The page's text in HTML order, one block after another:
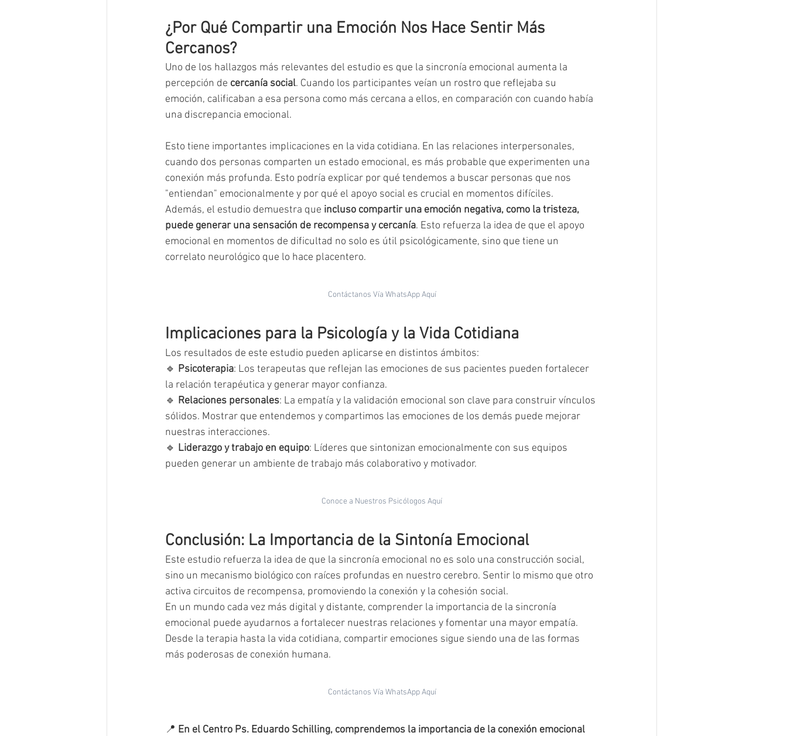
¿Por Qué Compartir una Emoción Nos Hace Sentir Más
Cercanos?
Uno de los hallazgos más relevantes del estudio es que la sincronía emocional aumenta la
percepción de cercanía social. Cuando los participantes veían un rostro que reflejaba su
emoción, calificaban a esa persona como más cercana a ellos, en comparación con cuando había
una discrepancia emocional.
Esto tiene importantes implicaciones en la vida cotidiana. En las relaciones interpersonales,
cuando dos personas comparten un estado emocional, es más probable que experimenten una
conexión más profunda. Esto podría explicar por qué tendemos a buscar personas que nos
"entiendan" emocionalmente y por qué el apoyo social es crucial en momentos difíciles.
Además, el estudio demuestra que incluso compartir una emoción negativa, como la tristeza,
puede generar una sensación de recompensa y cercanía. Esto refuerza la idea de que el apoyo
emocional en momentos de dificultad no solo es útil psicológicamente, sino que tiene un
correlato neurológico que lo hace placentero.
Contáctanos Vía WhatsApp Aquí
Implicaciones para la Psicología y la Vida Cotidiana
Los resultados de este estudio pueden aplicarse en distintos ámbitos:
🔹 Psicoterapia: Los terapeutas que reflejan las emociones de sus pacientes pueden fortalecer
la relación terapéutica y generar mayor confianza.
🔹 Relaciones personales: La empatía y la validación emocional son clave para construir vínculos
sólidos. Mostrar que entendemos y compartimos las emociones de los demás puede mejorar
nuestras interacciones.
🔹 Liderazgo y trabajo en equipo: Líderes que sintonizan emocionalmente con sus equipos
pueden generar un ambiente de trabajo más colaborativo y motivador.
Conoce a Nuestros Psicólogos Aquí
Conclusión: La Importancia de la Sintonía Emocional
Este estudio refuerza la idea de que la sincronía emocional no es solo una construcción social,
sino un mecanismo biológico con raíces profundas en nuestro cerebro. Sentir lo mismo que otro
activa circuitos de recompensa, promoviendo la conexión y la cohesión social.
En un mundo cada vez más digital y distante, comprender la importancia de la sincronía
emocional puede ayudarnos a fortalecer nuestras relaciones y fomentar una mayor empatía.
Desde la terapia hasta la vida cotidiana, compartir emociones sigue siendo una de las formas
más poderosas de conexión humana.
Contáctanos Vía WhatsApp Aquí
📍 En el Centro Ps. Eduardo Schilling, comprendemos la importancia de la conexión emocional